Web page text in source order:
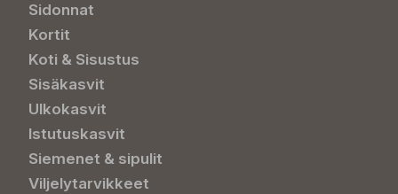
Sidonnat
Kortit
Koti & Sisustus
Sisäkasvit
Ulkokasvit
Istutuskasvit
Siemenet & sipulit
Viljelytarvikkeet